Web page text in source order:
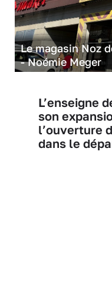
Le magasin Noz
- Noémie Meger
L’enseigne
son
l’ouverture
dans le